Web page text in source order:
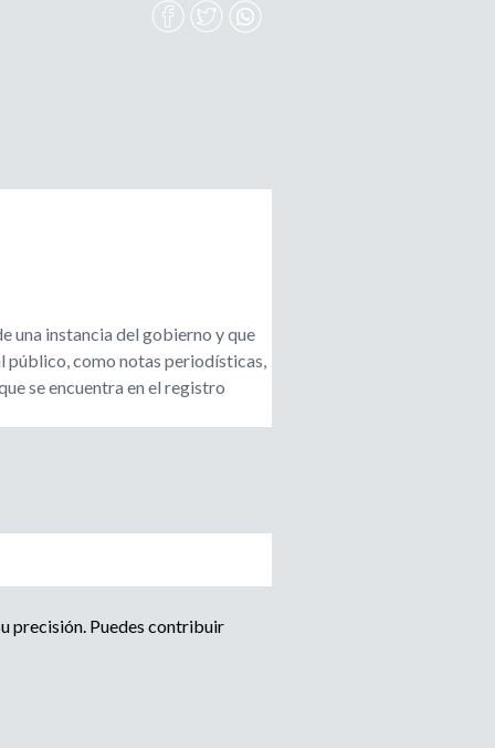
una instancia del gobierno y que
público, como notas periodísticas,
se encuentra en el registro
precisión. Puedes contribuir